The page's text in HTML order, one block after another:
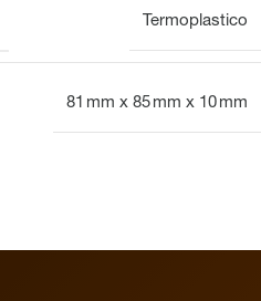
Termoplastico
81 mm x 85 mm x 10 mm